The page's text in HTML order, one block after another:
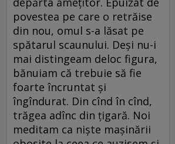
povestea pe care o retrăise
din nou, omul s-a lăsat pe
spătarul scaunului. Deşi nu-i
mai distingeam deloc figura,
bănuiam că trebuie să fie
foarte încruntat şi
îngîndurat. Din cînd în cînd,
trăgea adînc din ţigară. Noi
meditam ca nişte maşinării